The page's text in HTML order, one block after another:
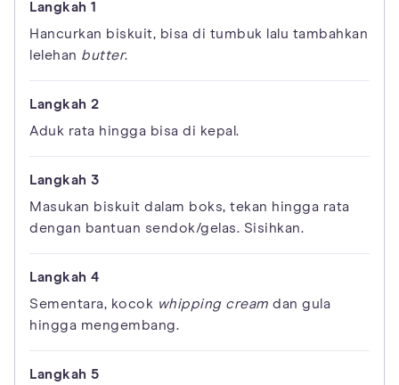
Hancurkan biskuit, bisa di tumbuk lalu tambahkan
lelehan butter.
Aduk rata hingga bisa di kepal.
Masukan biskuit dalam boks, tekan hingga rata
dengan bantuan sendok/gelas. Sisihkan.
Sementara, kocok whipping cream dan gula
hingga mengembang.